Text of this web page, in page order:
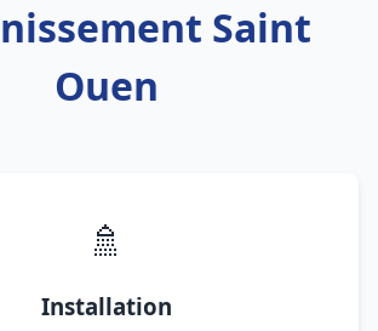
Saint
Ouen
🚿
Installation